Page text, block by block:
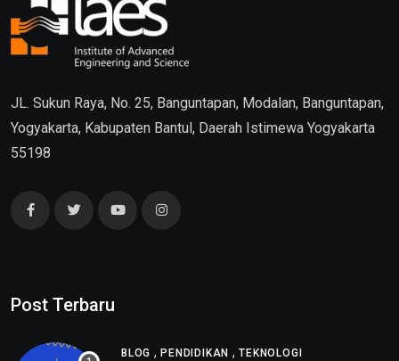
JL. Sukun Raya, No. 25, Banguntapan, Modalan, Banguntapan,
Yogyakarta, Kabupaten Bantul, Daerah Istimewa Yogyakarta
55198
Post Terbaru
BLOG ,PENDIDIKAN ,TEKNOLOGI